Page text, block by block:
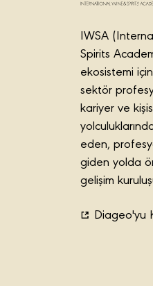
IWSA
Spirits
ekosistemi
sektör
kariyer ve
eden,
giden yolda
gelişim
Diageo'yu